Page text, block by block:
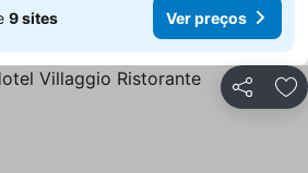
9 sites Ver preços
Partilhar